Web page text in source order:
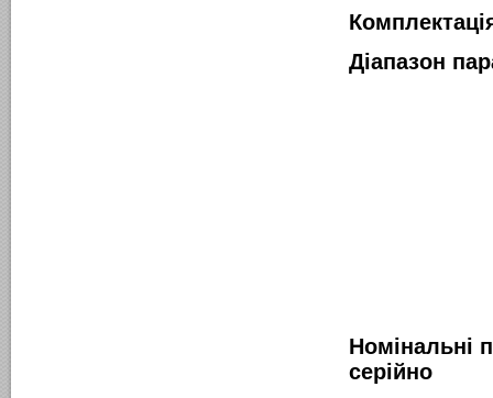
Діапазон
Номінальні
серійно